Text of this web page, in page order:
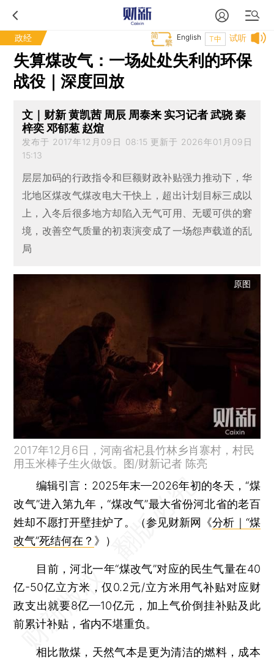
政经 试听
T中
English
失算煤改气：一场处处失利的环保
战役｜深度回放
文｜财新 黄凯茜 周辰 周泰来 实习记者 武骁 秦
梓奕 邓郁葱 赵煊
发布于 2017年12月09日 08:15 更新于 2026年01月09日
15:13
层层加码的行政指令和巨额财政补贴强力推动下，华
北地区煤改气煤改电大干快上，超出计划目标三成以
上，入冬后很多地方却陷入无气可用、无暖可供的窘
境，改善空气质量的初衷演变成了一场怨声载道的乱
局
原图
2017年12月6日，河南省杞县竹林乡肖寨村，村民
用玉米棒子生火做饭。图/财新记者 陈亮
编辑引言 ：2025年末—2026年初的冬天，“煤
改气”进入第九年，“煤改气”最大省份河北省的老百
姓却不愿打开壁挂炉了。（参见财新网《分析｜“煤
改气”死结何在？ 》）
目前，河北一年“煤改气”对应的民生气量在40
亿-50亿立方米，仅0.2元/立方米用气补贴对应财
政支出就要8亿—10亿元，加上气价倒挂补贴及此
前累计补贴，省内不堪重负。
相比散煤，天然气本是更为清洁的燃料，成本